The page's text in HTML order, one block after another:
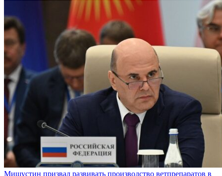
Мишустин призвал развивать производство ветпрепаратов в